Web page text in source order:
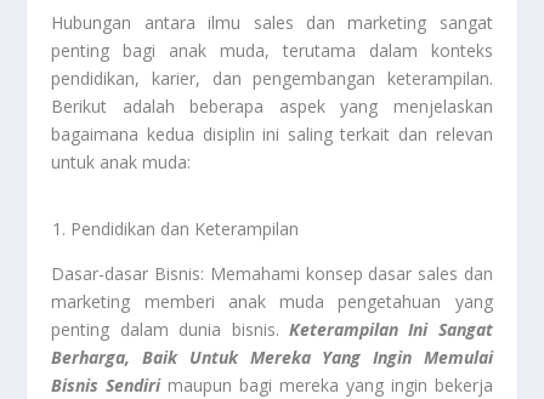
Hubungan antara ilmu sales dan marketing sangat
penting bagi anak muda, terutama dalam konteks
pendidikan, karier, dan pengembangan keterampilan.
Berikut adalah beberapa aspek yang menjelaskan
bagaimana kedua disiplin ini saling terkait dan relevan
untuk anak muda:
Pendidikan dan Keterampilan
Dasar-dasar Bisnis: Memahami konsep dasar sales dan
marketing memberi anak muda pengetahuan yang
penting dalam dunia bisnis. Keterampilan Ini Sangat
Berharga, Baik Untuk Mereka Yang Ingin Memulai
Bisnis Sendirimaupun bagi mereka yang ingin bekerja